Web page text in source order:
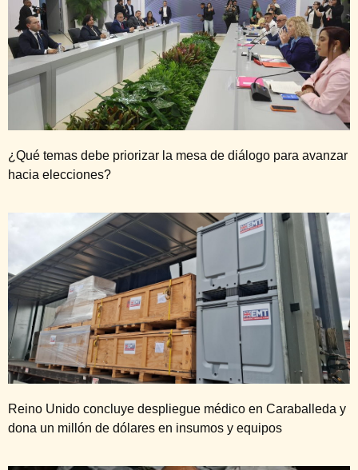
¿Qué temas debe priorizar la mesa de diálogo para avanzar
hacia elecciones?
Reino Unido concluye despliegue médico en Caraballeda y
dona un millón de dólares en insumos y equipos